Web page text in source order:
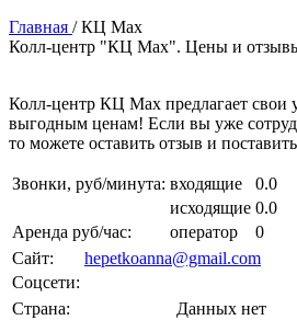
Главная / КЦ Max
Колл-центр "КЦ Max". Цены и
Колл-центр КЦ Max предлагает свои
выгодным ценам! Если вы уже
то можете оставить отзыв и
Звонки, руб/минута: входящие
0.0
исходящие 0.0
Аренда руб/час:
оператор
0
Сайт:
hepetkoanna@gmail.com
Соцсети:
Страна:
Данных нет